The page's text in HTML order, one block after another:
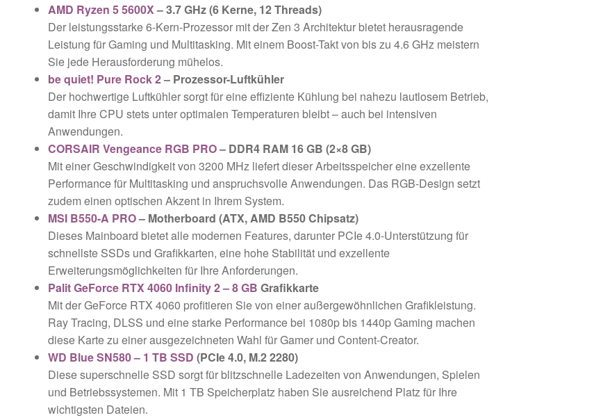
AMD Ryzen 5 5600X– 3.7 GHz (6 Kerne, 12 Threads)
Der leistungsstarke 6-Kern-Prozessor mit der Zen 3 Architektur bietet herausragende
Leistung für Gaming und Multitasking. Mit einem Boost-Takt von bis zu 4.6 GHz meistern
Sie jede Herausforderung mühelos.
be quiet! Pure Rock 2– Prozessor-Luftkühler
Der hochwertige Luftkühler sorgt für eine effiziente Kühlung bei nahezu lautlosem Betrieb,
damit Ihre CPU stets unter optimalen Temperaturen bleibt – auch bei intensiven
Anwendungen.
CORSAIR Vengeance RGB PRO– DDR4 RAM 16 GB (2×8 GB)
Mit einer Geschwindigkeit von 3200 MHz liefert dieser Arbeitsspeicher eine exzellente
Performance für Multitasking und anspruchsvolle Anwendungen. Das RGB-Design setzt
zudem einen optischen Akzent in Ihrem System.
MSI B550-A PRO– Motherboard (ATX, AMD B550 Chipsatz)
Dieses Mainboard bietet alle modernen Features, darunter PCIe 4.0-Unterstützung für
schnellste SSDs und Grafikkarten, eine hohe Stabilität und exzellente
Erweiterungsmöglichkeiten für Ihre Anforderungen.
Palit GeForce RTX 4060 Infinity 2 – 8 GB Grafikkarte
Mit der GeForce RTX 4060 profitieren Sie von einer außergewöhnlichen Grafikleistung.
Ray Tracing, DLSS und eine starke Performance bei 1080p bis 1440p Gaming machen
diese Karte zu einer ausgezeichneten Wahl für Gamer und Content-Creator.
WD Blue SN580 – 1 TB SSD (PCIe 4.0, M.2 2280)
Diese superschnelle SSD sorgt für blitzschnelle Ladezeiten von Anwendungen, Spielen
und Betriebssystemen. Mit 1 TB Speicherplatz haben Sie ausreichend Platz für Ihre
wichtigsten Dateien.